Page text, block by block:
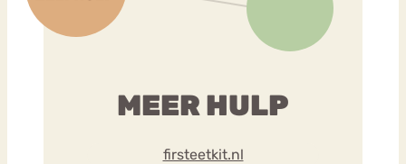
MEER HULP
firsteetkit.nl